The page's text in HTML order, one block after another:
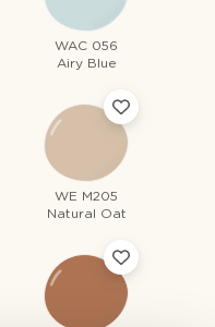
WAC 056
Airy Blue
WE M205
Natural Oat